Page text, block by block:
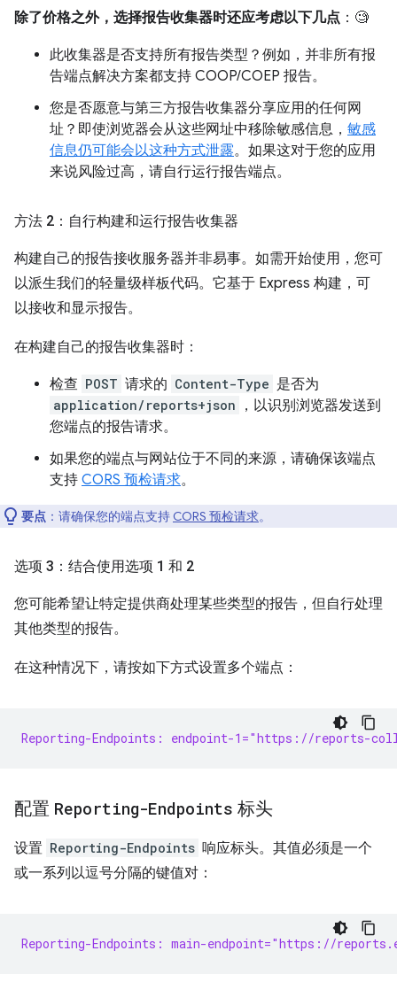
除了价格之外，选择报告收集器时还应考虑以下几点 ：🧐
此收集器是否支持所有报告类型？例如，并非所有报
告端点解决方案都支持 COOP/COEP 报告。
您是否愿意与第三方报告收集器分享应用的任何网
址？即使浏览器会从这些网址中移除敏感信息， 敏感
信息仍可能会以这种方式泄露。如果这对于您的应用
来说风险过高，请自行运行报告端点。
方法 2：自行构建和运行报告收集器
构建自己的报告接收服务器并非易事。如需开始使用，您可
以派生我们的轻量级样板代码。它基于 Express 构建，可
以接收和显示报告。
在构建自己的报告收集器时：
检查 POST 请求的 Content-Type 是否为
application/reports+json
，以识别浏览器发送到
您端点的报告请求。
如果您的端点与网站位于不同的来源，请确保该端点
支持 CORS 预检请求。
要点 ：请确保您的端点支持 CORS 预检请求。
选项 3：结合使用选项 1 和 2
您可能希望让特定提供商处理某些类型的报告，但自行处理
其他类型的报告。
在这种情况下，请按如下方式设置多个端点：
Reporting-Endpoints: endpoint-1="https://reports-
配置 Reporting-Endpoints 标头
设置 Reporting-Endpoints 响应标头。其值必须是一个
或一系列以逗号分隔的键值对：
Reporting-Endpoints: main-endpoint="https://